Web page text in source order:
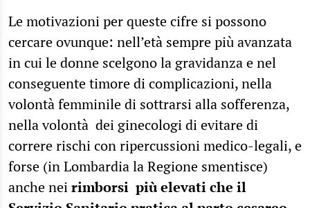
Le motivazioni per queste cifre si possono
cercare ovunque: nell’età sempre più avanzata
in cui le donne scelgono la gravidanza e nel
conseguente timore di complicazioni, nella
volontà femminile di sottrarsi alla sofferenza,
nella volontà dei ginecologi di evitare di
correre rischi con ripercussioni medico-legali, e
forse (in Lombardia la Regione smentisce)
anche neirimborsi più elevati che il